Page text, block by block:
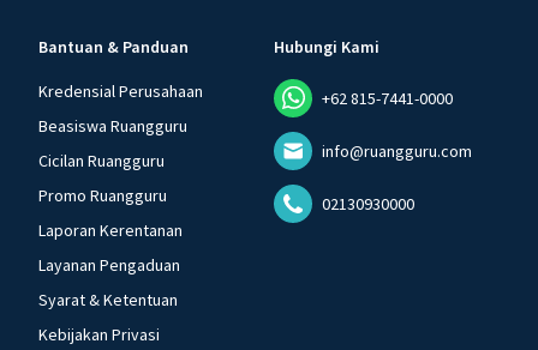
Bantuan & Panduan
Kredensial Perusahaan
Beasiswa Ruangguru
Cicilan Ruangguru
Promo Ruangguru
Laporan Kerentanan
Layanan Pengaduan
Syarat & Ketentuan
Kebijakan Privasi
Hubungi Kami
+62 815-7441-0000
info@ruangguru.com
02130930000